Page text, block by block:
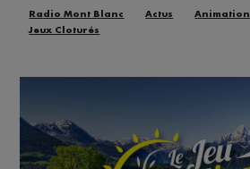
Radio Mont Blanc Actus
Animation
Jeux Cloturés